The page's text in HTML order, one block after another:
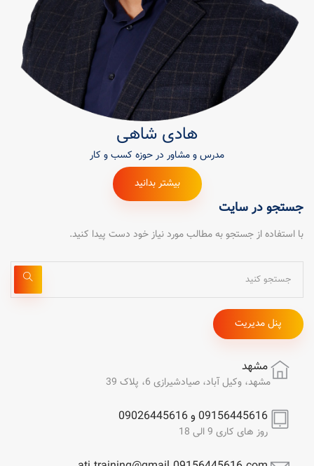
هادی شاهی
مدرس و مشاور در حوزه کسب و کار
بیشتر بدانید
جستجو در سایت
با استفاده از جستجو به مطالب مورد نیاز خود دست پیدا کنید.
پنل مدیریت
مشهد
مشهد، وکیل آباد، صیادشیرازی 6، پلاک 39
روز های کاری 9 الی 18